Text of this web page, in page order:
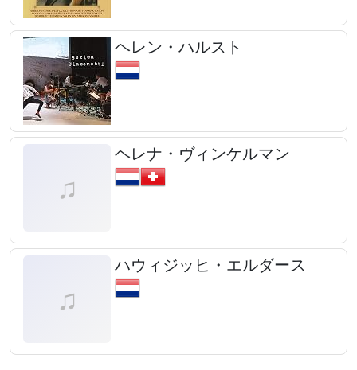
ヘレン・ハルスト
ヘレナ・ヴィンケルマン
ハウィジッヒ・エルダース